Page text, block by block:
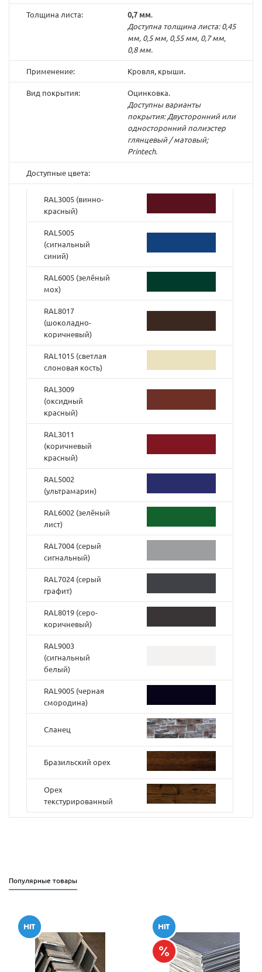
Толщина листа: 0,7 мм.
Доступна толщина листа: 0,45
мм, 0,5 мм, 0,55 мм, 0,7 мм,
0,8 мм.
Применение: Кровля, крыши.
Вид покрытия:
Оцинковка.
Доступны варианты
покрытия: Двусторонний или
односторонний полиэстер
глянцевый / матовый;
Printech.
Доступные цвета:
RAL3005 (винно-
красный)
RAL5005
(cигнальный
синий)
RAL6005 (зелёный
мох)
RAL8017
(шоколадно-
коричневый)
RAL1015 (светлая
слоновая кость)
RAL3009
(оксидный
красный)
RAL3011
(коричневый
красный)
RAL5002
(ультрамарин)
RAL6002 (зелёный
лист)
RAL7004 (серый
сигнальный)
RAL7024 (серый
графит)
RAL8019 (серо-
коричневый)
RAL9003
(cигнальный
белый)
RAL9005 (черная
смородина)
Сланец
Бразильский орех
Орех
текстурированный
Популярные товары